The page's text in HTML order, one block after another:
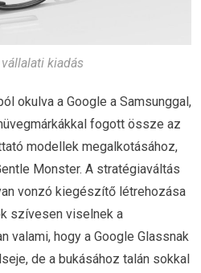
kiadás
okulva a Google a Samsunggal,
fogott össze az
modellek megalkotásához,
Monster. A stratégiaváltás
vonzó kiegészítő létrehozása
szívesen viselnek a
valami, hogy a Google Glassnak
de a bukásához talán sokkal